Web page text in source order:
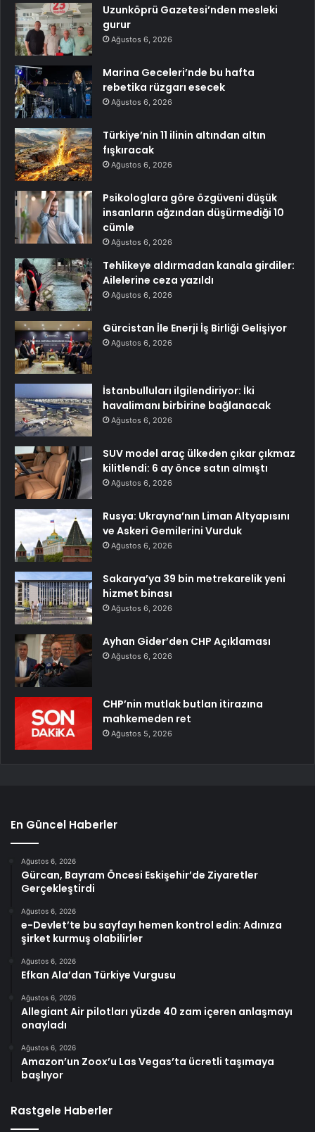
Uzunköprü Gazetesi’nden mesleki
gurur
Ağustos 6, 2026
Marina Geceleri’nde bu hafta
rebetika rüzgarı esecek
Ağustos 6, 2026
Türkiye’nin 11 ilinin altından altın
fışkıracak
Ağustos 6, 2026
Psikologlara göre özgüveni düşük
insanların ağzından düşürmediği 10
cümle
Ağustos 6, 2026
Tehlikeye aldırmadan kanala girdiler:
Ailelerine ceza yazıldı
Ağustos 6, 2026
Gürcistan İle Enerji İş Birliği Gelişiyor
Ağustos 6, 2026
İstanbulluları ilgilendiriyor: İki
havalimanı birbirine bağlanacak
Ağustos 6, 2026
SUV model araç ülkeden çıkar çıkmaz
kilitlendi: 6 ay önce satın almıştı
Ağustos 6, 2026
Rusya: Ukrayna’nın Liman Altyapısını
ve Askeri Gemilerini Vurduk
Ağustos 6, 2026
Sakarya’ya 39 bin metrekarelik yeni
hizmet binası
Ağustos 6, 2026
Ayhan Gider’den CHP Açıklaması
Ağustos 6, 2026
CHP’nin mutlak butlan itirazına
mahkemeden ret
Ağustos 5, 2026
En Güncel Haberler
Ağustos 6, 2026
Gürcan, Bayram Öncesi Eskişehir’de Ziyaretler
Gerçekleştirdi
Ağustos 6, 2026
e-Devlet’te bu sayfayı hemen kontrol edin: Adınıza
şirket kurmuş olabilirler
Ağustos 6, 2026
Efkan Ala’dan Türkiye Vurgusu
Ağustos 6, 2026
Allegiant Air pilotları yüzde 40 zam içeren anlaşmayı
onayladı
Ağustos 6, 2026
Amazon’un Zoox’u Las Vegas’ta ücretli taşımaya
başlıyor
Rastgele Haberler